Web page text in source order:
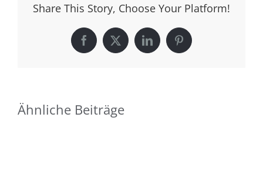
Share This Story, Choose Your Platform!
Facebook
X LinkedInPinterest
Ähnliche Beiträge